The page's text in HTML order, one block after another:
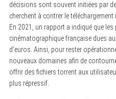
décisions sont souvent initiées par
cherchent à contrer le
En 2021, un rapport a indiqué que
cinématographique française dues
d’euros. Ainsi, pour rester
nouveaux domaines afin de
offrir des fichiers torrent aux
plus répressif.